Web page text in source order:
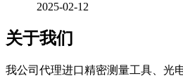
2025-02-12
关于我们
我公司代理进口精密测量工具、光